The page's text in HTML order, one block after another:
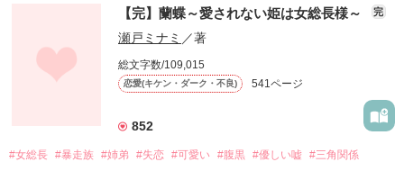
作品を読む
強くて責任感があって、全部1人で抱え込もうとするとこも
笑った顔も、怒った顔も………全部可愛い。全部好き」
独占欲100% 。
音無 歌鈴
未来を決められたお嬢様/花嫁修業中
＊ ＊ ＊
あたしの溶けるような甘い気持ちに、
君は応えてくれない。
ねぇ、こっち見てよ。
私たちは同じ男の子を好きになった。
親友も、好きな人も大切だから。
【完】蘭蝶～愛されない姫は女総長様～ 完
瀬戸ミナミ ／著
総文字数/109,015
恋愛(キケン・ダーク・不良) 541ページ
852
#女総長 #暴走族 #姉弟 #失恋 #可愛い #腹黒 #優しい嘘 #三角関係